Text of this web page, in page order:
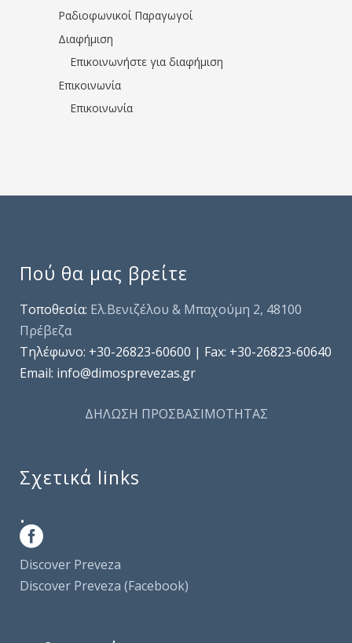
Ραδιοφωνικοί Παραγωγοί
Διαφήμιση
Επικοινωνήστε για διαφήμιση
Επικοινωνία
Επικοινωνία
Πού θα μας βρείτε
Τοποθεσία: Ελ.Βενιζέλου & Μπαχούμη 2, 48100
Πρέβεζα
Τηλέφωνo: +30-26823-60600 | Fax: +30-26823-60640
Email: info@dimosprevezas.gr
ΔΗΛΩΣΗ ΠΡΟΣΒΑΣΙΜΟΤΗΤΑΣ
Σχετικά links
.
Discover Preveza
Discover Preveza (Facebook)